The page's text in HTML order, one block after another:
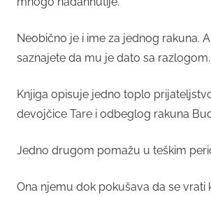
Neobično je i ime za jednog rakuna.
saznajete da mu je dato sa
Knjiga opisuje jedno toplo
devojčice Tare i odbeglog rakuna
Jedno drugom pomažu u teškim
Ona njemu dok pokušava da se vrati